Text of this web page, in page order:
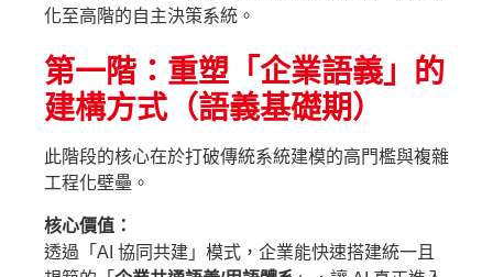
化至高階的自主決策系統。
第一階：重塑「企業語義」的
建構方式（語義基礎期）
此階段的核心在於打破傳統系統建模的高門檻與複雜
工程化壁壘。
核心價值：
透過「AI 協同共建」模式，企業能快速搭建統一且